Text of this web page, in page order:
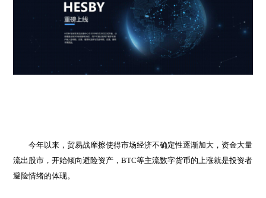
今年以来，贸易战摩擦使得市场经济不确定性逐渐加大，资金大量
流出股市，开始倾向避险资产，BTC等主流数字货币的上涨就是投资者
避险情绪的体现。